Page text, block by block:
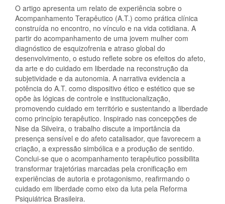
O artigo apresenta um relato de experiência sobre o
Acompanhamento Terapêutico (A.T.) como prática clínica
construída no encontro, no vínculo e na vida cotidiana. A
partir do acompanhamento de uma jovem mulher com
diagnóstico de esquizofrenia e atraso global do
desenvolvimento, o estudo reflete sobre os efeitos do afeto,
da arte e do cuidado em liberdade na reconstrução da
subjetividade e da autonomia. A narrativa evidencia a
potência do A.T. como dispositivo ético e estético que se
opõe às lógicas de controle e institucionalização,
promovendo cuidado em território e sustentando a liberdade
como princípio terapêutico. Inspirado nas concepções de
Nise da Silveira, o trabalho discute a importância da
presença sensível e do afeto catalisador, que favorecem a
criação, a expressão simbólica e a produção de sentido.
Conclui-se que o acompanhamento terapêutico possibilita
transformar trajetórias marcadas pela cronificação em
experiências de autoria e protagonismo, reafirmando o
cuidado em liberdade como eixo da luta pela Reforma
Psiquiátrica Brasileira.